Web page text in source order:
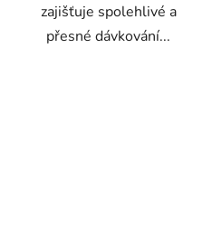
zajišťuje spolehlivé a
přesné dávkování...